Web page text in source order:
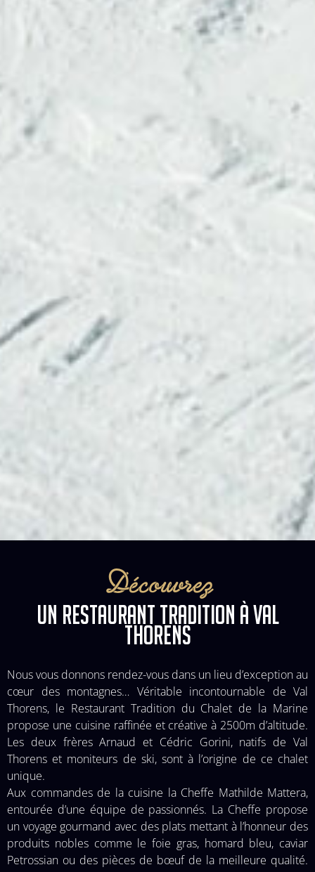
Découvrez
UN RESTAURANT TRADITION À VAL
THORENS
Nous vous donnons rendez-vous dans un lieu d’exception au
cœur des montagnes… Véritable incontournable de Val
Thorens, le Restaurant Tradition du Chalet de la Marine
propose une cuisine raffinée et créative à 2500m d’altitude.
Les deux frères Arnaud et Cédric Gorini, natifs de Val
Thorens et moniteurs de ski, sont à l’origine de ce chalet
unique.
Aux commandes de la cuisine la Cheffe Mathilde Mattera,
entourée d’une équipe de passionnés. La Cheffe propose
un voyage gourmand avec des plats mettant à l’honneur des
produits nobles comme le foie gras, homard bleu, caviar
Petrossian ou des pièces de bœuf de la meilleure qualité.